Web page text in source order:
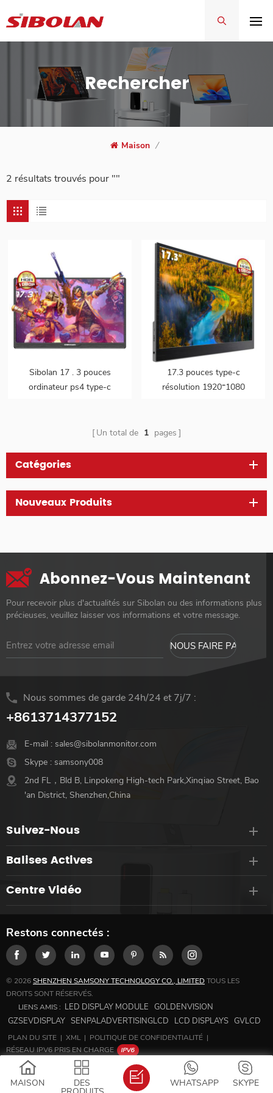
Rechercher
Maison /
2 résultats trouvés pour ""
Sibolan 17 . 3 pouces
ordinateur ps4 type-c
gamer moniteur
17.3 pouces type-c
résolution 1920*1080
Un total de 1 pages
Catégories
Nouveaux Produits
Abonnez-Vous Maintenant
Pour recevoir plus d'actualités sur Sibolan ou des informations plus
précieuses, veuillez laisser vos informations et votre message.
Nous sommes de garde 24h/24 et 7j/7 :
+8613714377152
E-mail : sales@sibolanmonitor.com
Skype : samsony008
2nd FL，Bld B, Linpokeng High-tech Park,Xinqiao Street, Bao
'an District, Shenzhen,China
Suivez-Nous
Balises Actives
Centre Vidéo
Restons connectés :
© 2026SHENZHEN SAMSONY TECHNOLOGY CO., LIMITED TOUS LES
DROITS SONT RÉSERVÉS.
LIENS AMIS : LED DISPLAY MODULE GOLDENVISION
GZSEVDISPLAY SENPALADVERTISINGLCD LCD DISPLAYS GVLCD
PLAN DU SITE | XML | POLITIQUE DE CONFIDENTIALITÉ |
RÉSEAU IPV6 PRIS EN CHARGE
MAISON DES SKYPE
WHATSAPP